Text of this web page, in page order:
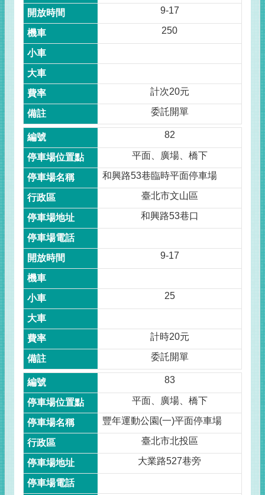
9-17
250
計次20元
委託開單
82
平面、廣場、橋下
和興路53巷臨時平面停車場
臺北市文山區
和興路53巷口
9-17
25
計時20元
委託開單
83
平面、廣場、橋下
豐年運動公園(一)平面停車場
臺北市北投區
大業路527巷旁